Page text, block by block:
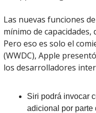
Las nuevas funciones
mínimo de
Pero eso es solo el
(WWDC), Apple
los desarrolladores
Siri podrá invocar
adicional por parte